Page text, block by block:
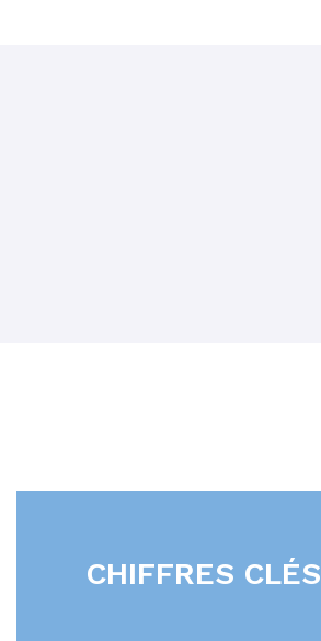
CHIFFRES CLÉS